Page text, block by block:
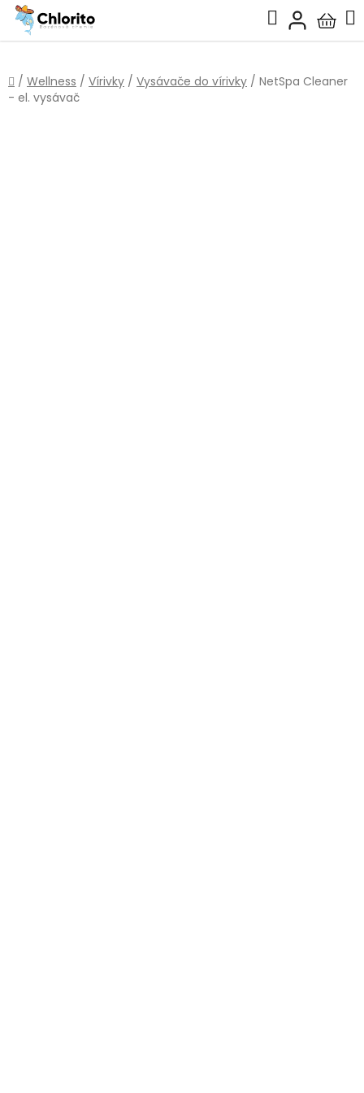
Prejsť
obsah
Hľadať
košík
Domov
/ Wellness / Vírivky / Vysávače do vírivky / NetSpa Cleaner
- el. vysávač